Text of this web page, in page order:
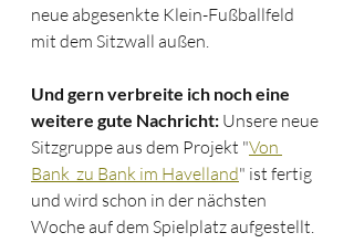
neue abgesenkte Klein-Fußballfeld
mit dem Sitzwall außen.
Und gern verbreite ich noch eine
weitere gute Nachricht: Unsere neue
Sitzgruppe aus dem Projekt "Von
Bank  zu Bank im Havelland" ist fertig
und wird schon in der nächsten
Woche auf dem Spielplatz aufgestellt.